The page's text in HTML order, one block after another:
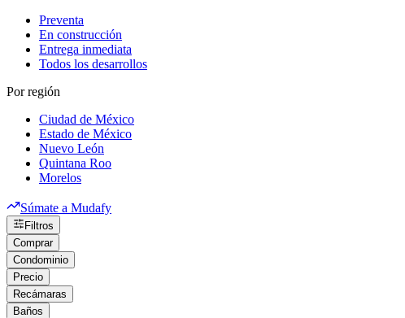
Preventa
En construcción
Entrega inmediata
Todos los desarrollos
Por región
Ciudad de México
Estado de México
Nuevo León
Quintana Roo
Morelos
Súmate a Mudafy
Filtros
Comprar
Condominio
Precio
Recámaras
Baños